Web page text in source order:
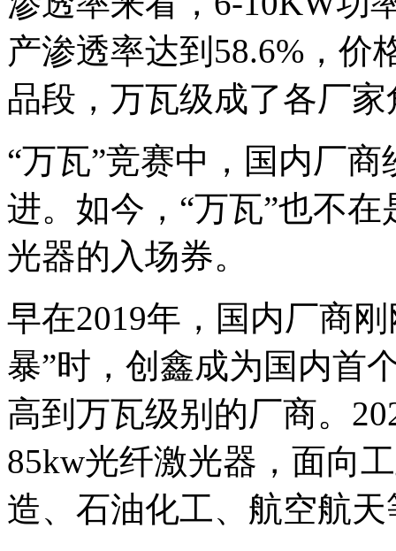
产渗透率达到58.6%，价
品段，万瓦级成了各厂
“万瓦”竞赛中，国内厂
进。如今，“万瓦”也不
光器的入场券。
早在2019年，国内厂商
暴”时，创鑫成为国内首
高到万瓦级别的厂商。
85kw光纤激光器，面向
造、石油化工、航空航